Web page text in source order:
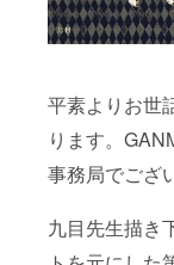
平素よりお世
ります。
事務局でござ
九目先生描き